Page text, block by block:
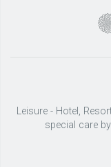
Leisure - Hotel,
special care by